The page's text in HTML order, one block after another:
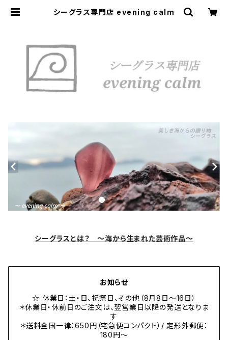
シーグラス専門店 evening calm
シーグラスとは？ ～海から生まれた芸術作品～
お知らせ
☆ 休業日：土・日、祝祭日、その他（8月8日～16日）
＊休業日・休前日のご注文は、翌営業日以降の発送となりま
す
＊送料全国一律：650円（宅急便コンパクト）/ 定形外郵便：
180円～